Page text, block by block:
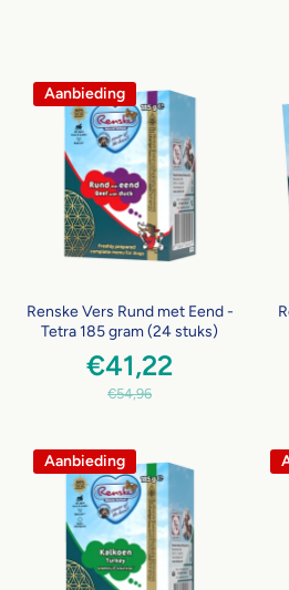
Aanbieding
Renske Vers Rund met Eend -
Tetra 185 gram (24 stuks)
€41,22
€54,96
Aanbieding